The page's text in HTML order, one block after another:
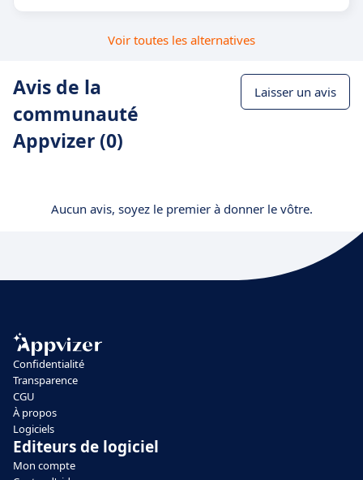
Voir toutes les alternatives
Avis de la
communauté
Appvizer (0)
Laisser un avis
Aucun avis, soyez le premier à donner le vôtre.
Confidentialité
Transparence
CGU
À propos
Logiciels
Editeurs de logiciel
Mon compte